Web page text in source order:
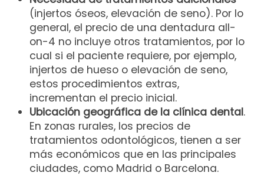
(injertos óseos, elevación de seno). Por lo
general, el precio de una dentadura all-
on-4 no incluye otros tratamientos, por lo
cual si el paciente requiere, por ejemplo,
injertos de hueso o elevación de seno,
estos procedimientos extras,
incrementan el precio inicial.
Ubicación geográfica de la clínica dental.
En zonas rurales, los precios de
tratamientos odontológicos, tienen a ser
más económicos que en las principales
ciudades, como Madrid o Barcelona.